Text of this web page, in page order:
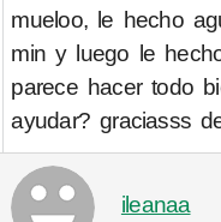
mueloo, le hecho
min y luego le
parece hacer todo
ayudar? graciasss
ileanaa